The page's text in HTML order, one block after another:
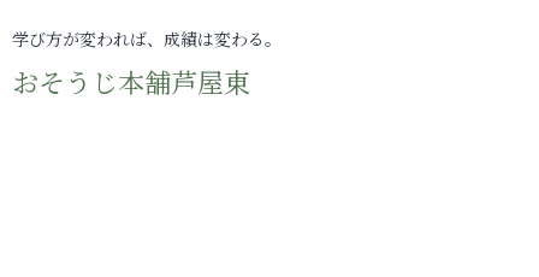
学び方が変われば、成績は変わる。
おそうじ本舗芦屋東